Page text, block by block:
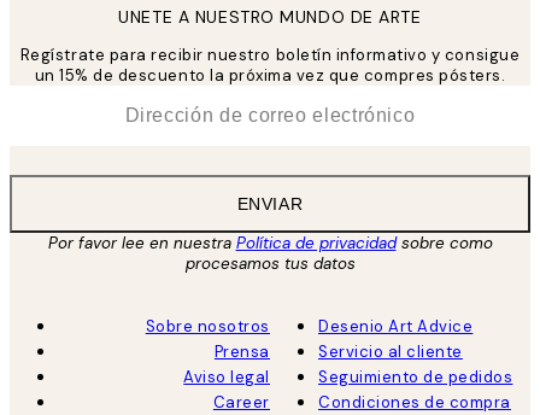
UNETE A NUESTRO MUNDO DE ARTE
Regístrate para recibir nuestro boletín informativo y consigue
un 15% de descuento la próxima vez que compres pósters.
ENVIAR
Por favor lee en nuestra Política de privacidadsobre como
procesamos tus datos
Sobre nosotros
Prensa
Aviso legal
Career
Desenio Art Advice
Servicio al cliente
Seguimiento de pedidos
Condiciones de compra